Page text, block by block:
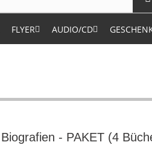
FLYER AUDIO/CD
Biografien - PAKET (4